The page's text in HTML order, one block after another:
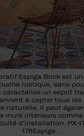
Espiga Brick est
rustique, sans
caractérise un esprit
à capter tous les
naturelle. Il peut
murs intérieurs
d’installation. PX-
178Espiga …